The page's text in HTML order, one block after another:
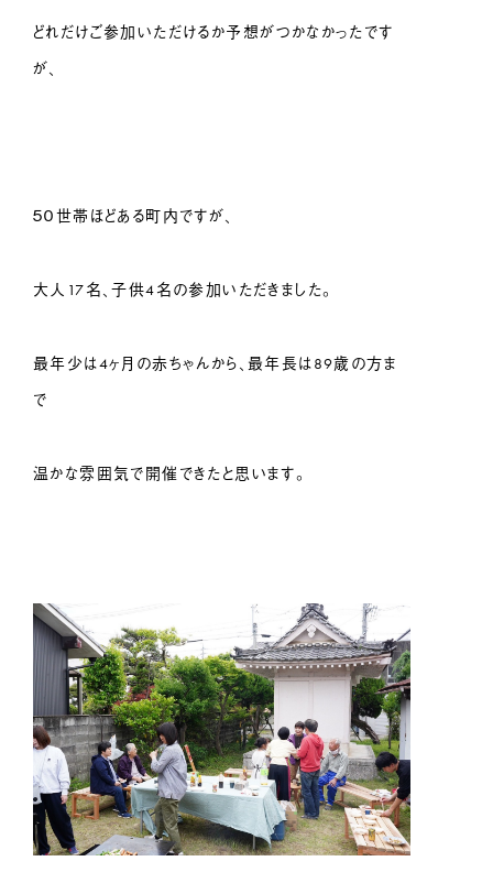
どれだけご参加いただけるか予想がつかなかったです
が、
５０世帯ほどある町内ですが、
大人17名、子供4名の参加いただきました。
最年少は4ヶ月の赤ちゃんから、最年長は89歳の方ま
で
温かな雰囲気で開催できたと思います。